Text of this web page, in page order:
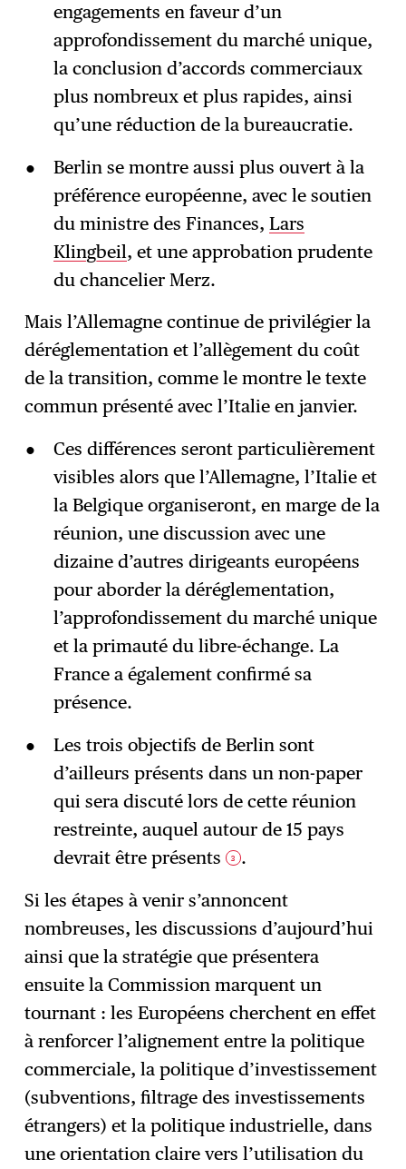
engagements en faveur d’un
approfondissement du marché unique,
la conclusion d’accords commerciaux
plus nombreux et plus rapides, ainsi
qu’une réduction de la bureaucratie.
Berlin se montre aussi plus ouvert à la
préférence européenne, avec le soutien
du ministre des Finances, Lars
Klingbeil, et une approbation prudente
du chancelier Merz.
Mais l’Allemagne continue de privilégier la
déréglementation et l’allègement du coût
de la transition, comme le montre le texte
commun présenté avec l’Italie en janvier.
Ces différences seront particulièrement
visibles alors que l’Allemagne, l’Italie et
la Belgique organiseront, en marge de la
réunion, une discussion avec une
dizaine d’autres dirigeants européens
pour aborder la déréglementation,
l’approfondissement du marché unique
et la primauté du libre-échange. La
France a également confirmé sa
présence.
Les trois objectifs de Berlin sont
d’ailleurs présents dans un non-paper
qui sera discuté lors de cette réunion
restreinte, auquel autour de 15 pays
devrait être présents
3 .
Si les étapes à venir s’annoncent
nombreuses, les discussions d’aujourd’hui
ainsi que la stratégie que présentera
ensuite la Commission marquent un
tournant : les Européens cherchent en effet
à renforcer l’alignement entre la politique
commerciale, la politique d’investissement
(subventions, filtrage des investissements
étrangers) et la politique industrielle, dans
une orientation claire vers l’utilisation du